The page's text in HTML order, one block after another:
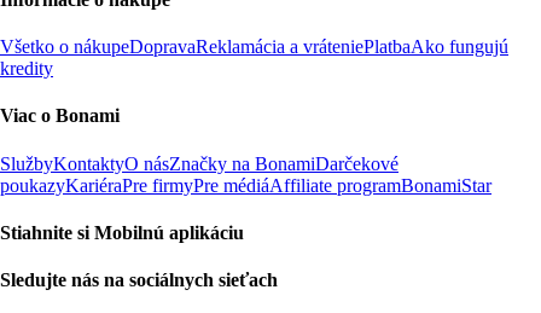
Všetko o nákupeDopravaReklamácia a vráteniePlatbaAko fungujú
kredity
Viac o Bonami
SlužbyKontaktyO násZnačky na BonamiDarčekové
poukazyKariéraPre firmyPre médiáAffiliate programBonamiStar
Stiahnite si Mobilnú aplikáciu
Sledujte nás na sociálnych sieťach